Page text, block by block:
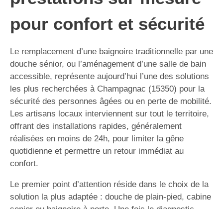
pour confort et sécurité
Le remplacement d’une baignoire traditionnelle par une
douche sénior, ou l’aménagement d’une salle de bain
accessible, représente aujourd’hui l’une des solutions
les plus recherchées à Champagnac (15350) pour la
sécurité des personnes âgées ou en perte de mobilité.
Les artisans locaux interviennent sur tout le territoire,
offrant des installations rapides, généralement
réalisées en moins de 24h, pour limiter la gêne
quotidienne et permettre un retour immédiat au
confort.
Le premier point d’attention réside dans le choix de la
solution la plus adaptée : douche de plain-pied, cabine